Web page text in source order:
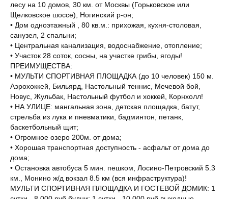
лесу на 10 домов, 30 км. от Москвы (Горьковское или
Щелковское шоссе), Ногинский р-он;
• Дом одноэтажный , 80 кв.м.: прихожая, кухня-столовая,
санузел, 2 спальни;
• Центральная канализация, водоснабжение, отопление;
• Участок 28 соток, сосны, на участке грибы, ягоды!
ПРЕИМУЩЕСТВА:
• МУЛЬТИ СПОРТИВНАЯ ПЛОЩАДКА (до 10 человек) 150 м.
Аэрохоккей, Бильярд, Настольный теннис, Мечевой бой,
Новус, Жульбак, Настольный футбол и хоккей, Корнхолл!
• НА УЛИЦЕ: мангальная зона, детская площадка, батут,
стрельба из лука и пневматики, бадминтон, петанк,
баскетбольный щит;
• Огромное озеро 200м. от дома;
• Хорошая транспортная доступность - асфальт от дома до
дома;
• Остановка автобуса 5 мин. пешком, Лосино-Петровский 5.3
км., Монино ж/д вокзал 8.5 км (вся инфраструктура)!
МУЛЬТИ СПОРТИВНАЯ ПЛОЩАДКА И ГОСТЕВОЙ ДОМИК: 1